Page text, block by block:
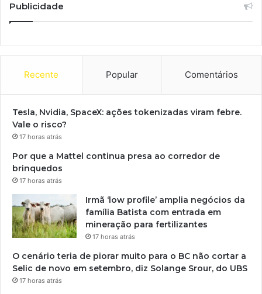
Publicidade
Recente Popular Comentários
Tesla, Nvidia, SpaceX: ações tokenizadas viram febre.
Vale o risco?
17 horas atrás
Por que a Mattel continua presa ao corredor de
brinquedos
17 horas atrás
Irmã ‘low profile’ amplia negócios da
família Batista com entrada em
mineração para fertilizantes
17 horas atrás
O cenário teria de piorar muito para o BC não cortar a
Selic de novo em setembro, diz Solange Srour, do UBS
17 horas atrás